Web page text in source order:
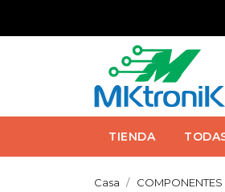
TIENDA
Casa COMPONENTES